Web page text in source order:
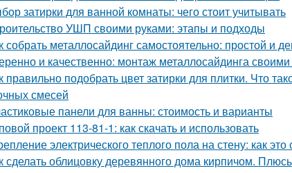
затирки для ванной комнаты: чего стоит учитывать
УШП своими руками: этапы и подходы
собрать металлосайдинг самостоятельно: простой и
и качественно: монтаж металлосайдинга
правильно подобрать цвет затирки для плитки. Что
смесей
панели для ванны: стоимость и варианты
проект 113-81-1: как скачать и использовать
электрического теплого пола на стену: как
сделать облицовку деревянного дома кирпичом.